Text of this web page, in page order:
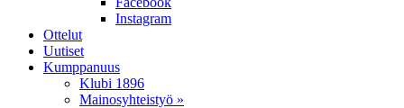
Instagram
Ottelut
Uutiset
Kumppanuus
Klubi 1896
Mainosyhteistyö »